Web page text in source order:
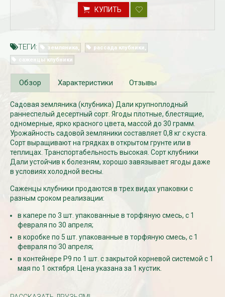
Рассада Незабудка
(Myosotis) в
контейнере p9
340
СКИДКИ 15 % НА ДУГИ, ЗАБОРЫ,
ШПАЛЕРЫ И ДР.
11.03.2024
Скидки 15% !!! При заказе
товаров на сумму от 1000 руб. с
16 марта по 31 марта 2024...
ЧИТАТЬ ДАЛЕЕ →
БЕСПЛАТНАЯ
марта дарим
КУПИТЬ
ТЕГИ: земляника
рассада клубники
саженцы клубники
Обзор Характеристики Отзывы
Садовая земляника (клубника) Дали крупноплодный
раннеспелый десертный сорт. Ягоды плотные, блестящие,
одномерные, ярко красного цвета, массой до 30 грамм.
Урожайность садовой земляники составляет 0,8 кг с куста.
Сорт выращивают на грядках в открытом грунте или в
теплицах. Транспортабельность высокая. Сорт клубники
Дали устойчив к болезням, хорошо завязывает ягоды даже
в условиях холодной весны.
Саженцы клубники продаются в трех видах упаковки с
разным сроком реализации:
в капере по 3 шт. упакованные в торфяную смесь, с 1
февраля по 30 апреля;
в коробке по 5 шт. упакованные в торфяную смесь, с 1
февраля по 30 апреля;
в контейнере Р9 по 1 шт. с закрытой корневой системой с 1
мая по 1 октября. Цена указана за 1 кустик.